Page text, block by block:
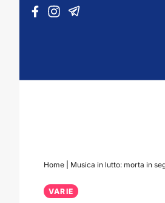
Vai al contenuto
Home Musica in lutto: morta in
VARIE